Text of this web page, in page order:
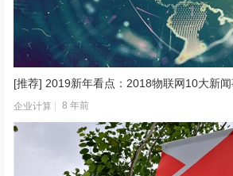
[推荐] 2019新年看点：2018物联网10大新
企业计算 8 年前